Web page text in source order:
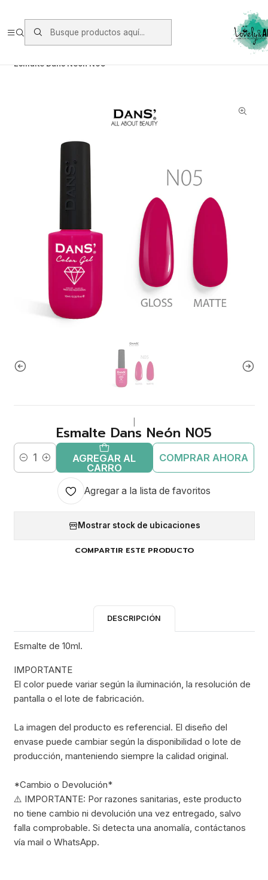
https://www.starken.cl/
Esmalte Dans Neón N05
Esmalte Dans Neón N05
Cantidad
AGREGAR AL
CARRO
COMPRAR AHORA
Agregar a la lista de favoritos
Mostrar stock de ubicaciones
COMPARTIR ESTE PRODUCTO
DESCRIPCIÓN
Esmalte de 10ml.
IMPORTANTE
El color puede variar según la iluminación, la resolución de
pantalla o el lote de fabricación.
La imagen del producto es referencial. El diseño del
envase puede cambiar según la disponibilidad o lote de
producción, manteniendo siempre la calidad original.
*Cambio o Devolución*
⚠️ IMPORTANTE: Por razones sanitarias, este producto
no tiene cambio ni devolución una vez entregado, salvo
falla comprobable. Si detecta una anomalía, contáctanos
vía mail o WhatsApp.